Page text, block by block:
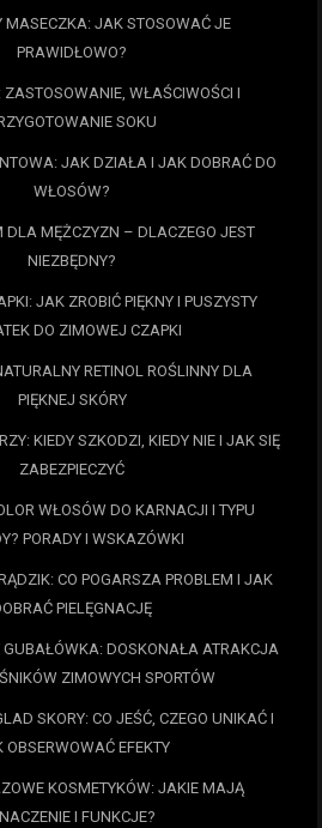
MASECZKA: JAK STOSOWAĆ JE
PRAWIDŁOWO?
WŁAŚCIWOŚCI I
SOKU
JAK DZIAŁA I JAK DOBRAĆ DO
WŁOSÓW?
DLA MĘŻCZYZN – DLACZEGO JEST
NIEZBĘDNY?
JAK ZROBIĆ PIĘKNY I PUSZYSTY
DO ZIMOWEJ CZAPKI
RETINOL ROŚLINNY DLA
PIĘKNEJ SKÓRY
KIEDY SZKODZI, KIEDY NIE I JAK SIĘ
ZABEZPIECZYĆ
WŁOSÓW DO KARNACJI I TYPU
PORADY I WSKAZÓWKI
CO POGARSZA PROBLEM I JAK
PIELĘGNACJĘ
GUBAŁÓWKA: DOSKONAŁA ATRAKCJA
ZIMOWYCH SPORTÓW
SKORY: CO JEŚĆ, CZEGO UNIKAĆ I
OBSERWOWAĆ EFEKTY
KOSMETYKÓW: JAKIE MAJĄ
I FUNKCJE?